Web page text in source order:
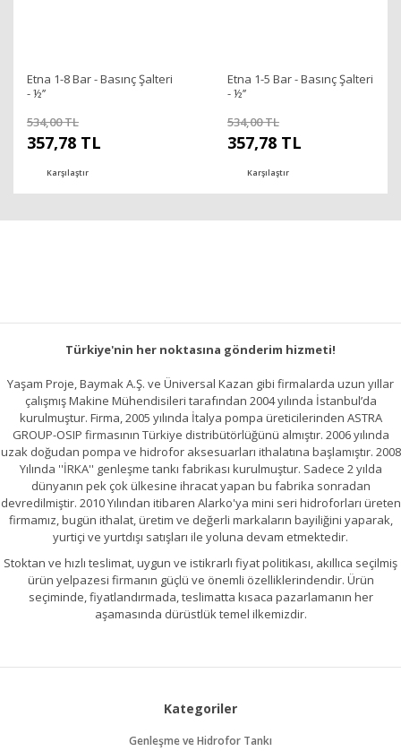
Etna 1-8 Bar - Basınç Şalteri
- ½’’
534,00 TL
357,78 TL
Karşılaştır
Etna 1-5 Bar - Basınç Şalteri
- ½’’
534,00 TL
357,78 TL
Karşılaştır
Türkiye'nin her noktasına gönderim hizmeti!
Yaşam Proje, Baymak A.Ş. ve Üniversal Kazan gibi firmalarda uzun yıllar
çalışmış Makine Mühendisileri tarafından 2004 yılında İstanbul’da
kurulmuştur. Firma, 2005 yılında İtalya pompa üreticilerinden ASTRA
GROUP-OSIP firmasının Türkiye distribütörlüğünü almıştır. 2006 yılında
uzak doğudan pompa ve hidrofor aksesuarları ithalatına başlamıştır. 2008
Yılında ''İRKA'' genleşme tankı fabrikası kurulmuştur. Sadece 2 yılda
dünyanın pek çok ülkesine ihracat yapan bu fabrika sonradan
devredilmiştir. 2010 Yılından itibaren Alarko'ya mini seri hidroforları üreten
firmamız, bugün ithalat, üretim ve değerli markaların bayiliğini yaparak,
yurtiçi ve yurtdışı satışları ile yoluna devam etmektedir.
Stoktan ve hızlı teslimat, uygun ve istikrarlı fiyat politikası, akıllıca seçilmiş
ürün yelpazesi firmanın güçlü ve önemli özelliklerindendir. Ürün
seçiminde, fiyatlandırmada, teslimatta kısaca pazarlamanın her
aşamasında dürüstlük temel ilkemizdir.
Kategoriler
Genleşme ve Hidrofor Tankı